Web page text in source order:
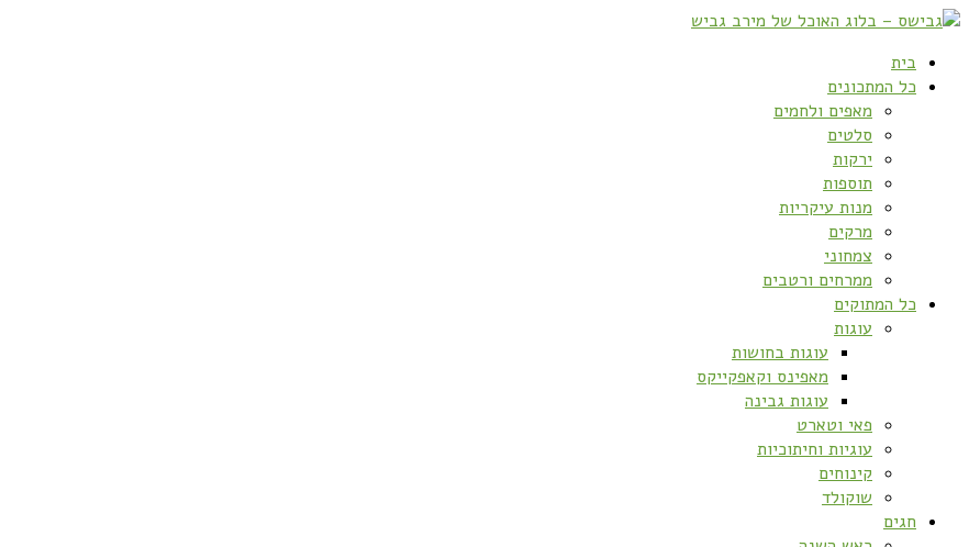
בית
כל המתכונים
מאפים ולחמים
סלטים
ירקות
תוספות
מנות עיקריות
מרקים
צמחוני
ממרחים ורטבים
כל המתוקים
עוגות
עוגות בחושות
מאפינס וקאפקייקס
עוגות גבינה
פאי וטארט
עוגיות וחיתוכיות
קינוחים
שוקולד
חגים